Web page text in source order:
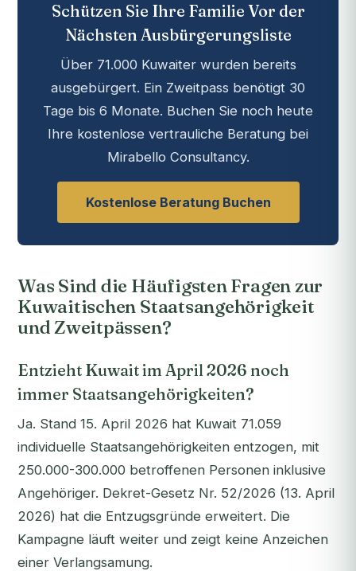
Schützen Sie Ihre Familie Vor der
Nächsten Ausbürgerungsliste
Über 71.000 Kuwaiter wurden bereits
ausgebürgert. Ein Zweitpass benötigt 30
Tage bis 6 Monate. Buchen Sie noch heute
Ihre kostenlose vertrauliche Beratung bei
Mirabello Consultancy.
Kostenlose Beratung Buchen
Was Sind die Häufigsten Fragen zur
Kuwaitischen Staatsangehörigkeit
und Zweitpässen?
Entzieht Kuwait im April 2026 noch
immer Staatsangehörigkeiten?
Ja. Stand 15. April 2026 hat Kuwait 71.059
individuelle Staatsangehörigkeiten entzogen, mit
250.000-300.000 betroffenen Personen inklusive
Angehöriger. Dekret-Gesetz Nr. 52/2026 (13. April
2026) hat die Entzugsgründe erweitert. Die
Kampagne läuft weiter und zeigt keine Anzeichen
einer Verlangsamung.